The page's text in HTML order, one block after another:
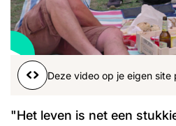
Word
John
Nieuws
Deze video op je eigen site
"Het leven is net een